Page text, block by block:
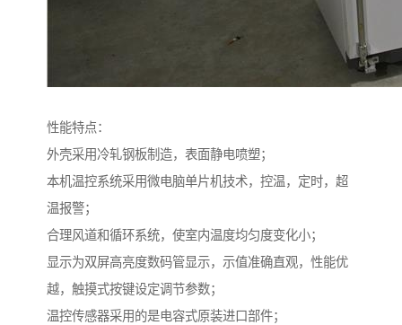
性能特点：
外壳采用冷轧钢板制造，表面静电喷塑；
本机温控系统采用微电脑单片机技术，控温，定时，超
温报警；
合理风道和循环系统，使室内温度均匀度变化小；
显示为双屏高亮度数码管显示，示值准确直观，性能优
越，触摸式按键设定调节参数；
温控传感器采用的是电容式原装进口部件；